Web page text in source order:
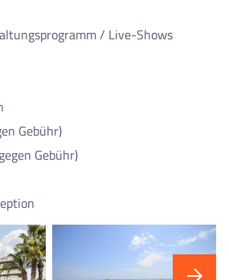
/ Live-Shows
Gebühr)
Gebühr)